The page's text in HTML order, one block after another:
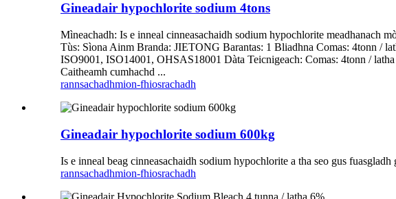
Gineadair hypochlorite sodium 4tons
Mìneachadh: Is e inneal cinneasachaidh sodium hypochlorite meadhanach
Tùs: Sìona Ainm Branda: JIETONG Barantas: 1 Bliadhna Comas: 4tonn /
ISO9001, ISO14001, OHSAS18001 Dàta Teicnigeach: Comas: 4tonn /
Caitheamh cumhachd ...
rannsachadhmion-fhiosrachadh
Gineadair hypochlorite sodium 600kg
Is e inneal beag cinneasachaidh sodium hypochlorite a tha seo gus
rannsachadhmion-fhiosrachadh